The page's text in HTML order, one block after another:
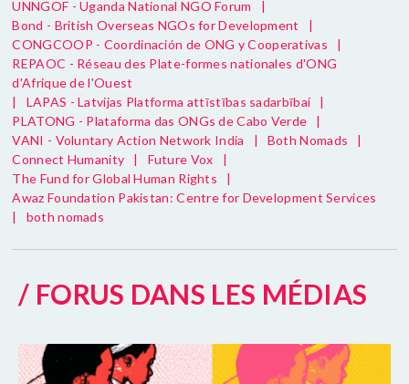
UNNGOF - Uganda National NGO Forum
|
Bond - British Overseas NGOs for Development
|
CONGCOOP - Coordinación de ONG y Cooperativas
|
REPAOC - Réseau des Plate-formes nationales d'ONG
d'Afrique de l'Ouest
|
LAPAS - Latvijas Platforma attīstības sadarbībai
|
PLATONG - Plataforma das ONGs de Cabo Verde
|
VANI - Voluntary Action Network India
| Both Nomads
|
Connect Humanity
| Future Vox
|
The Fund for Global Human Rights
|
Awaz Foundation Pakistan: Centre for Development Services
|
both nomads
/ FORUS DANS LES MÉDIAS